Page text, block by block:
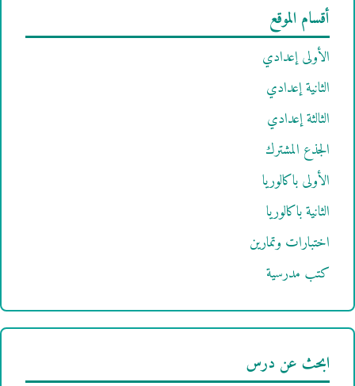
أقسام الموقع
الأولى إعدادي
الثانية إعدادي
الثالثة إعدادي
الجذع المشترك
الأولى باكالوريا
الثانية باكالوريا
اختبارات وتمارين
كتب مدرسية
ابحث عن درس